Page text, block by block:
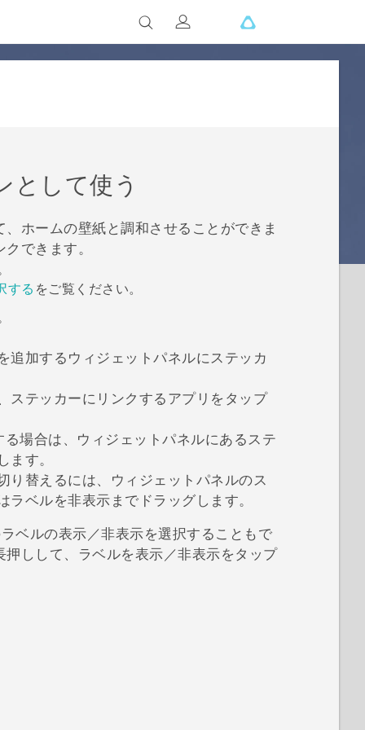
として使う
ホームの壁紙と調和させることができま
できます。
する をご覧ください。
追加するウィジェットパネルにステッカ
ステッカーにリンクするアプリをタップ
場合は、ウィジェットパネルにあるステ
ます。
り替えるには、ウィジェットパネルのス
ラベルを非表示 までドラッグします。
ベルの表示／非表示を選択することもで
しして、
ラベルを表示／非表示をタップ